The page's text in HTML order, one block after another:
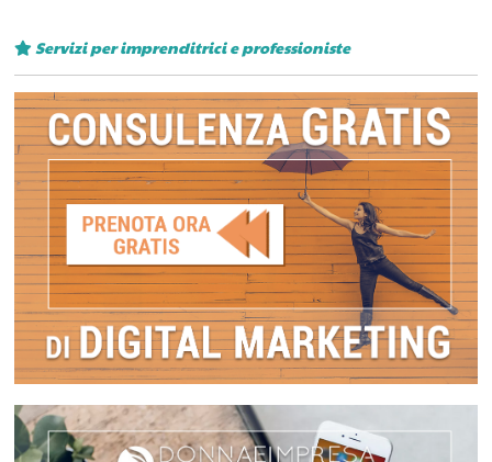
Servizi per imprenditrici e professioniste